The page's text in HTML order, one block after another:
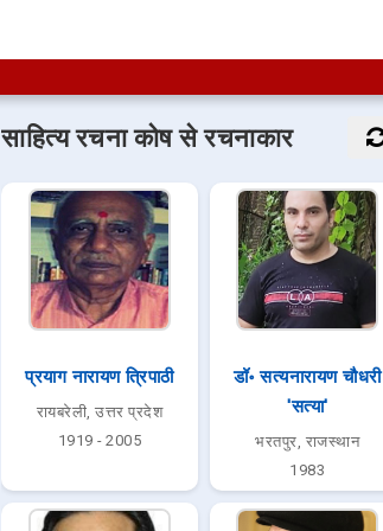
साहित्य रचना कोष से रचनाकार
प्रयाग नारायण त्रिपाठी
रायबरेली, उत्तर प्रदेश
1919 - 2005
डॉ॰ सत्यनारायण चौधरी
'सत्या'
भरतपुर, राजस्थान
1983